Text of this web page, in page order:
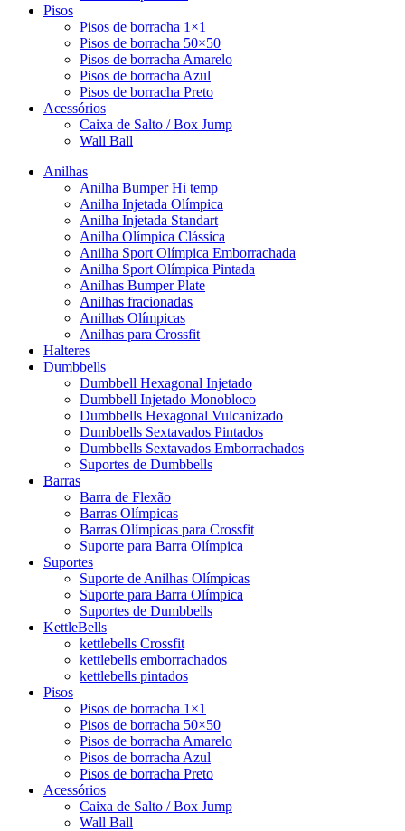
Pisos
Pisos de borracha 1×1
Pisos de borracha 50×50
Pisos de borracha Amarelo
Pisos de borracha Azul
Pisos de borracha Preto
Acessórios
Caixa de Salto / Box Jump
Wall Ball
Anilhas
Anilha Bumper Hi temp
Anilha Injetada Olímpica
Anilha Injetada Standart
Anilha Olímpica Clássica
Anilha Sport Olímpica Emborrachada
Anilha Sport Olímpica Pintada
Anilhas Bumper Plate
Anilhas fracionadas
Anilhas Olímpicas
Anilhas para Crossfit
Halteres
Dumbbells
Dumbbell Hexagonal Injetado
Dumbbell Injetado Monobloco
Dumbbells Hexagonal Vulcanizado
Dumbbells Sextavados Pintados
Dumbbells Sextavados Emborrachados
Suportes de Dumbbells
Barras
Barra de Flexão
Barras Olímpicas
Barras Olímpicas para Crossfit
Suporte para Barra Olímpica
Suportes
Suporte de Anilhas Olímpicas
Suporte para Barra Olímpica
Suportes de Dumbbells
KettleBells
kettlebells Crossfit
kettlebells emborrachados
kettlebells pintados
Pisos
Pisos de borracha 1×1
Pisos de borracha 50×50
Pisos de borracha Amarelo
Pisos de borracha Azul
Pisos de borracha Preto
Acessórios
Caixa de Salto / Box Jump
Wall Ball